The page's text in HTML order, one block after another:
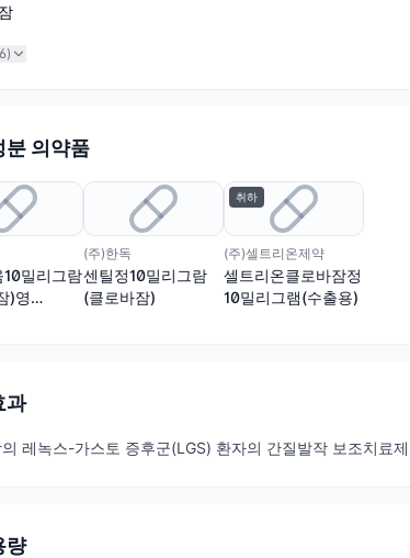
6)
분 의약품
10밀리그람
)영
(주)한독
센틸정10밀리그람
(클로바잠)
취하
(주)셀트리온제약
셀트리온클로바잠정
10밀리그램(수출용)
과
레녹스-가스토 증후군(LGS) 환자의 간질발작 보조치료제
량